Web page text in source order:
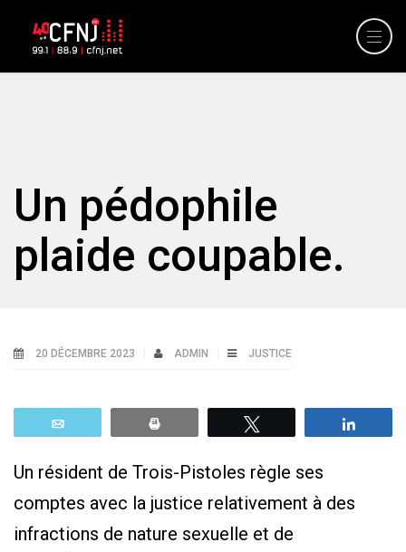
Un pédophile
plaide coupable.
20 DÉCEMBRE 2023 ADMIN JUSTICE
Un résident de Trois-Pistoles règle ses
comptes avec la justice relativement à des
infractions de nature sexuelle et de